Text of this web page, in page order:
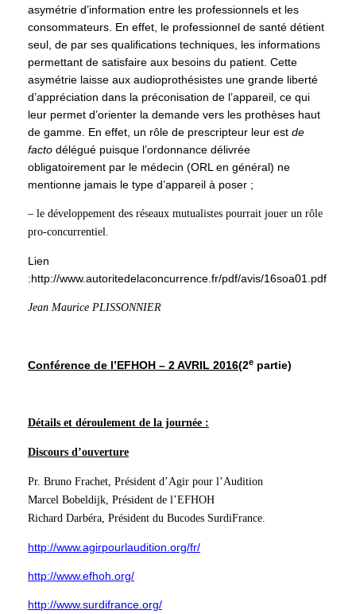
asymétrie d’information entre les professionnels et les
consommateurs. En effet, le professionnel de santé détient
seul, de par ses qualifications techniques, les informations
permettant de satisfaire aux besoins du patient. Cette
asymétrie laisse aux audioprothésistes une grande liberté
d’appréciation dans la préconisation de l’appareil, ce qui
leur permet d’orienter la demande vers les prothèses haut
de gamme. En effet, un rôle de prescripteur leur est de
facto délégué puisque l’ordonnance délivrée
obligatoirement par le médecin (ORL en général) ne
mentionne jamais le type d’appareil à poser ;
– le développement des réseaux mutualistes pourrait jouer un rôle
pro-concurrentiel.
Lien
:http://www.autoritedelaconcurrence.fr/pdf/avis/16soa01.pdf
Jean Maurice PLISSONNIER
Conférence de l’EFHOH – 2 AVRIL 2016(2e partie)
Détails et déroulement de la journée :
Discours d’ouverture
Pr. Bruno Frachet, Président d’Agir pour l’Audition
Marcel Bobeldijk, Président de l’EFHOH
Richard Darbéra, Président du Bucodes SurdiFrance.
http://www.agirpourlaudition.org/fr/
http://www.efhoh.org/
http://www.surdifrance.org/